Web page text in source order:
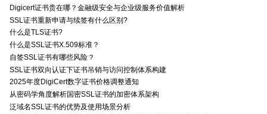
Digicert证书贵在哪？金融级安全与企业级服务价值解析
SSL证书重新申请与续签有什么区别?
什么是TLS证书?
什么是SSL证书X.509标准？
自签SSL证书有哪些风险？
SSL证书双向认证下证书吊销与访问控制体系构建
2025年度DigiCert数字证书价格调整通知
从密码学角度解析国密SSL证书的加密体系架构
泛域名SSL证书的优势及使用场景分析